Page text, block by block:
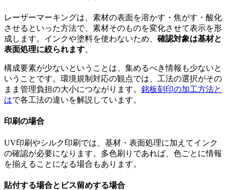
レーザーマーキングは、素材の表面を溶かす・焦がす・酸化
させるといった方法で、素材そのものを変化させて表示を形
成します。インクや塗料を使わないため、 確認対象は基材と
表面処理に絞られます。
構成要素が少ないということは、集めるべき情報も少ないと
いうことです。環境規制対応の観点では、工法の選択がその
まま管理負担の大小につながります。 銘板刻印の加工方法と
はで各工法の違いを解説しています。
印刷の場合
UV印刷やシルク印刷では、基材・表面処理に加えてインク
の確認が必要になります。多色刷りであれば、色ごとに情報
を揃えることになる場合もあります。
貼付する場合とビス留めする場合